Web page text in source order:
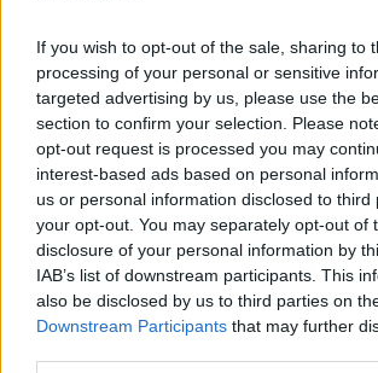
If you wish to opt-out of the sale, sharing to
processing of your personal or sensitive
targeted advertising by us, please use the
section to confirm your selection. Please
opt-out request is processed you may
interest-based ads based on personal
us or personal information disclosed to third
your opt-out. You may separately opt-out of
disclosure of your personal information by
IAB’s list of downstream participants. This
also be disclosed by us to third parties on
Downstream Participants that may further
¿QUÉ ESTÁ PASANDO
MUNDO? Cómo influye la
información en la